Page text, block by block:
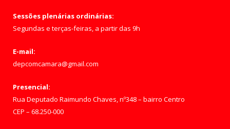
Sessões plenárias ordinárias:
Segundas e terças-feiras, a partir das 9h
E-mail:
depcomcamara@gmail.com
Presencial:
Rua Deputado Raimundo Chaves, nº348 – bairro Centro
CEP – 68.250-000